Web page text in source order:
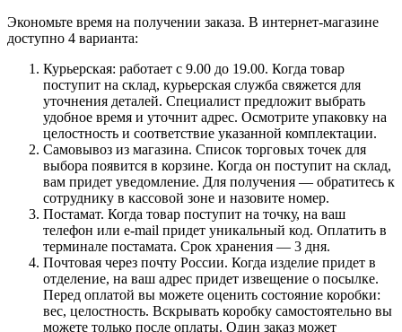
Экономьте время на получении заказа. В интернет-магазине
доступно 4 варианта:
Курьерская: работает с 9.00 до 19.00. Когда товар
поступит на склад, курьерская служба свяжется для
уточнения деталей. Специалист предложит выбрать
удобное время и уточнит адрес. Осмотрите упаковку на
целостность и соответствие указанной комплектации.
Самовывоз из магазина. Список торговых точек для
выбора появится в корзине. Когда он поступит на склад,
вам придет уведомление. Для получения — обратитесь к
сотруднику в кассовой зоне и назовите номер.
Постамат. Когда товар поступит на точку, на ваш
телефон или e-mail придет уникальный код. Оплатить в
терминале постамата. Срок хранения — 3 дня.
Почтовая через почту России. Когда изделие придет в
отделение, на ваш адрес придет извещение о посылке.
Перед оплатой вы можете оценить состояние коробки:
вес, целостность. Вскрывать коробку самостоятельно вы
можете только после оплаты. Один заказ может